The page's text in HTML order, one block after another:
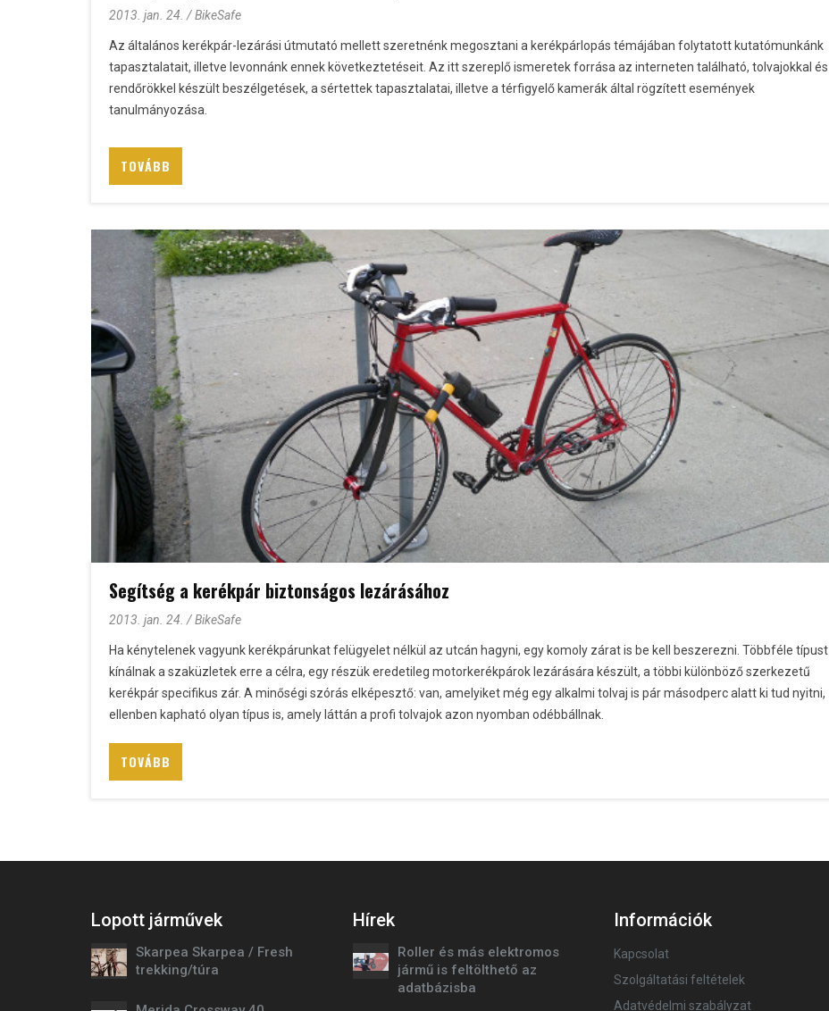
2013. jan. 24. / BikeSafe
Az általános kerékpár-lezárási útmutató mellett szeretnénk megosztani a kerékpárlopás témájában folytatott kutatómunkánk
tapasztalatait, illetve levonnánk ennek következtetéseit. Az itt szereplő ismeretek forrása az interneten található, tolvajokkal és
rendőrökkel készült beszélgetések, a sértettek tapasztalatai, illetve a térfigyelő kamerák által rögzített események
tanulmányozása.
TOVÁBB
Segítség a kerékpár biztonságos lezárásához
2013. jan. 24. / BikeSafe
Ha kénytelenek vagyunk kerékpárunkat felügyelet nélkül az utcán hagyni, egy komoly zárat is be kell beszerezni. Többféle típust
kínálnak a szaküzletek erre a célra, egy részük eredetileg motorkerékpárok lezárására készült, a többi különböző szerkezetű
kerékpár specifikus zár. A minőségi szórás elképesztő: van, amelyiket még egy alkalmi tolvaj is pár másodperc alatt ki tud nyitni,
ellenben kapható olyan típus is, amely láttán a profi tolvajok azon nyomban odébbállnak.
TOVÁBB
Lopott járművek
Skarpea Skarpea / Fresh
trekking/túra
Hírek
Roller és más elektromos
jármű is feltölthető az
adatbázisba
Információk
Kapcsolat
Szolgáltatási feltételek
Adatvédelmi szabályzat